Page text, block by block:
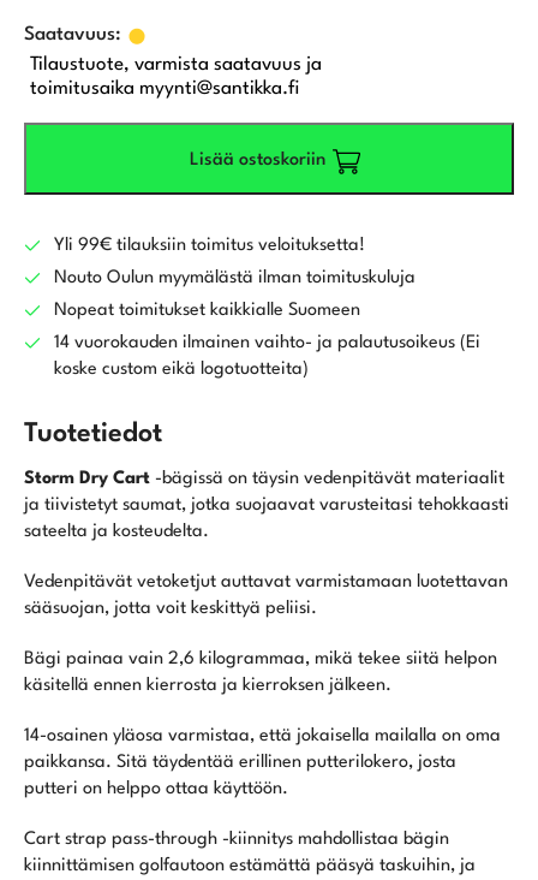
Tilaustuote, varmista saatavuus ja
toimitusaika myynti@santikka.fi
Lisää ostoskoriin
Yli 99€ tilauksiin toimitus veloituksetta!
Nouto Oulun myymälästä ilman toimituskuluja
Nopeat toimitukset kaikkialle Suomeen
14 vuorokauden ilmainen vaihto- ja palautusoikeus (Ei
koske custom eikä logotuotteita)
Tuotetiedot
Storm Dry Cart -bägissä on täysin vedenpitävät materiaalit
ja tiivistetyt saumat, jotka suojaavat varusteitasi tehokkaasti
sateelta ja kosteudelta.
Vedenpitävät vetoketjut auttavat varmistamaan luotettavan
sääsuojan, jotta voit keskittyä peliisi.
Bägi painaa vain 2,6 kilogrammaa, mikä tekee siitä helpon
käsitellä ennen kierrosta ja kierroksen jälkeen.
14-osainen yläosa varmistaa, että jokaisella mailalla on oma
paikkansa. Sitä täydentää erillinen putterilokero, josta
putteri on helppo ottaa käyttöön.
Cart strap pass-through -kiinnitys mahdollistaa bägin
kiinnittämisen golfautoon estämättä pääsyä taskuihin, ja